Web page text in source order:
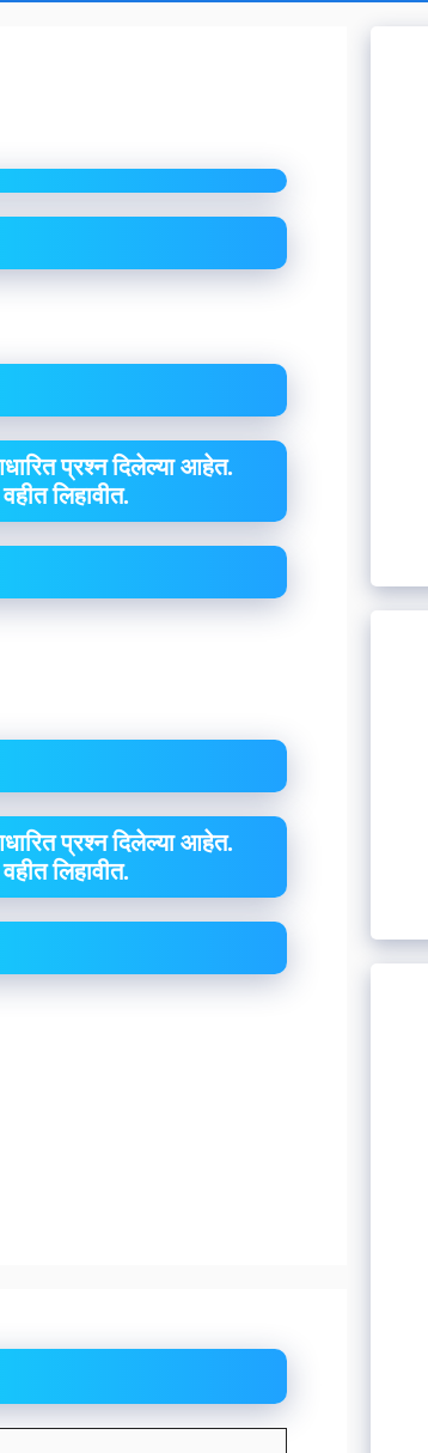
प्रश्न दिलेल्या आहेत.
लिहावीत.
प्रश्न दिलेल्या आहेत.
लिहावीत.